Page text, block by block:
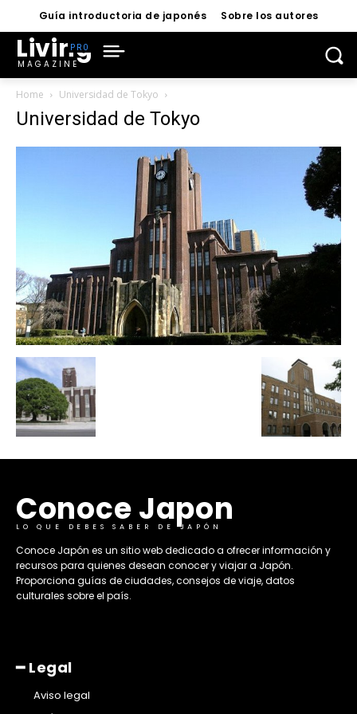
Guía introductoria de japonés Sobre los autores
Living
MAGAZINE
Home Universidad de Tokyo
Universidad de Tokyo
Conoce Japon
LO QUE DEBES SABER DE JAPÓN
​Conoce Japón es un sitio web dedicado a ofrecer información y
recursos para quienes desean conocer y viajar a Japón.
Proporciona guías de ciudades, consejos de viaje, datos
culturales sobre el país. ​
━ Legal
Aviso legal